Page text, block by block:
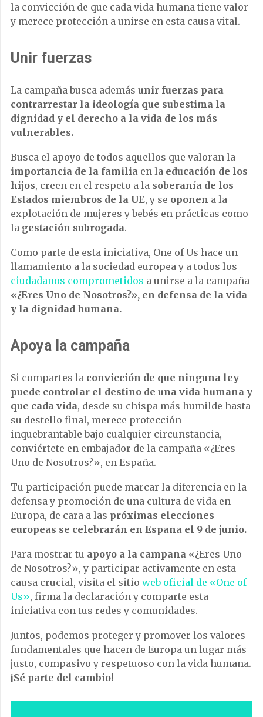
la convicción de que cada vida humana tiene valor
y merece protección a unirse en esta causa vital.
Unir fuerzas
La campaña busca además unir fuerzas para
contrarrestar la ideología que subestima la
dignidad y el derecho a la vida de los más
vulnerables.
Busca el apoyo de todos aquellos que valoran la
importancia de la familia en la educación de los
hijos, creen en el respeto a la soberanía de los
Estados miembros de la UE, y se oponen a la
explotación de mujeres y bebés en prácticas como
la gestación subrogada.
Como parte de esta iniciativa, One of Us hace un
llamamiento a la sociedad europea y a todos los
ciudadanos comprometidos a unirse a la campaña
«¿Eres Uno de Nosotros?», en defensa de la vida
y la dignidad humana.
Apoya la campaña
Si compartes la convicción de que ninguna ley
puede controlar el destino de una vida humana y
que cada vida, desde su chispa más humilde hasta
su destello final, merece protección
inquebrantable bajo cualquier circunstancia,
conviértete en embajador de la campaña «¿Eres
Uno de Nosotros?», en España.
Tu participación puede marcar la diferencia en la
defensa y promoción de una cultura de vida en
Europa, de cara a las próximas elecciones
europeas se celebrarán en España el 9 de junio.
Para mostrar tu apoyo a la campaña «¿Eres Uno
de Nosotros?», y participar activamente en esta
causa crucial, visita el sitio web oficial de «One of
Us», firma la declaración y comparte esta
iniciativa con tus redes y comunidades.
Juntos, podemos proteger y promover los valores
fundamentales que hacen de Europa un lugar más
justo, compasivo y respetuoso con la vida humana.
¡Sé parte del cambio!